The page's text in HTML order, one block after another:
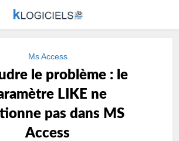
Ms Access
le problème : le
LIKE ne
pas dans MS
Access